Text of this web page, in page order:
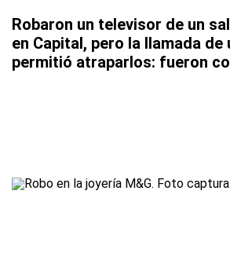
Robaron un televisor de un
en Capital, pero la llamada de
permitió atraparlos: fueron